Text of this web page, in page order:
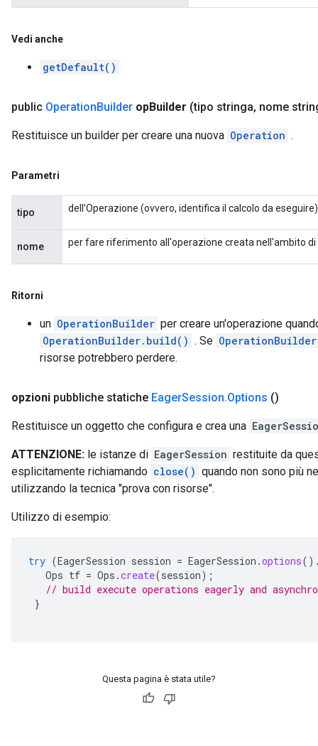
Vedi anche
getDefault()
public OperationBuilder opBuilder (tipo stringa, nome
Restituisce un builder per creare una nuova Operation .
Parametri
tipo dell’Operazione (ovvero, identifica il calcolo da eseguire)
nome per fare riferimento all'operazione creata nell'ambito
Ritorni
un OperationBuilder per creare un'operazione
OperationBuilder.build() . Se
risorse potrebbero perdere.
opzioni pubbliche statiche EagerSession.Options ()
Restituisce un oggetto che configura e crea una
ATTENZIONE: le istanze di EagerSession restituite da
esplicitamente richiamando close() quando non sono più
utilizzando la tecnica "prova con risorse".
Utilizzo di esempio:
try (EagerSession session = EagerSession .options
Ops tf = Ops .create(session);
// build execute operations eagerly and
}
Questa pagina è stata utile?